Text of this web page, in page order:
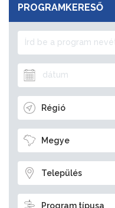
PROGRAMKERESŐ
Régió
Megye
Település
Program típusa